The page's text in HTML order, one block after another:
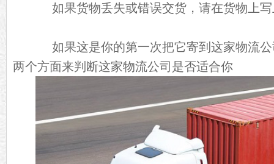
如果货物丢失或错误交货，请在货物上写
如果这是你的第一次把它寄到这家物流公
两个方面来判断这家物流公司是否适合你